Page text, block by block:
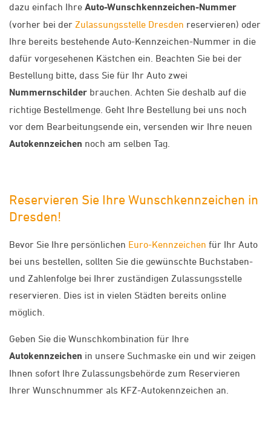
dazu einfach Ihre Auto-Wunschkennzeichen-Nummer
(vorher bei der Zulassungsstelle Dresden reservieren) oder
Ihre bereits bestehende Auto-Kennzeichen-Nummer in die
dafür vorgesehenen Kästchen ein. Beachten Sie bei der
Bestellung bitte, dass Sie für Ihr Auto zwei
Nummernschilder brauchen. Achten Sie deshalb auf die
richtige Bestellmenge. Geht Ihre Bestellung bei uns noch
vor dem Bearbeitungsende ein, versenden wir Ihre neuen
Autokennzeichen noch am selben Tag.
Reservieren Sie Ihre Wunschkennzeichen in
Dresden!
Bevor Sie Ihre persönlichen Euro-Kennzeichen für Ihr Auto
bei uns bestellen, sollten Sie die gewünschte Buchstaben-
und Zahlenfolge bei Ihrer zuständigen Zulassungsstelle
reservieren. Dies ist in vielen Städten bereits online
möglich.
Geben Sie die Wunschkombination für Ihre
Autokennzeichen in unsere Suchmaske ein und wir zeigen
Ihnen sofort Ihre Zulassungsbehörde zum Reservieren
Ihrer Wunschnummer als KFZ-Autokennzeichen an.